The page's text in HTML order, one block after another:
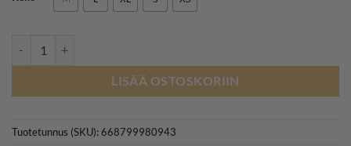
LISÄÄ OSTOSKORIIN
Tuotetunnus (SKU):668799980943